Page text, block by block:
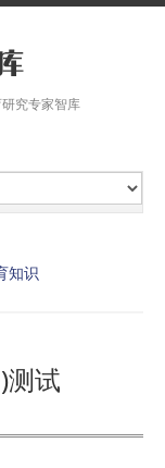
究专家智库
知识
测试